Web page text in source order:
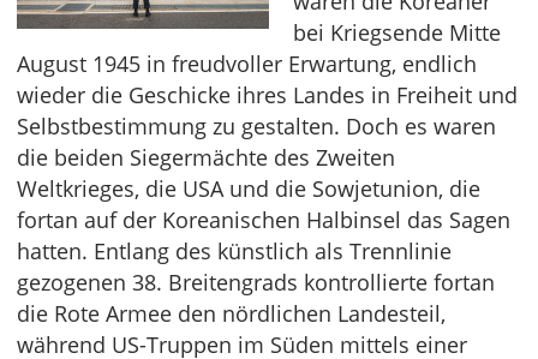
bei Kriegsende Mitte
August 1945 in freudvoller Erwartung, endlich
wieder die Geschicke ihres Landes in Freiheit und
Selbstbestimmung zu gestalten. Doch es waren
die beiden Siegermächte des Zweiten
Weltkrieges, die USA und die Sowjetunion, die
fortan auf der Koreanischen Halbinsel das Sagen
hatten. Entlang des künstlich als Trennlinie
gezogenen 38. Breitengrads kontrollierte fortan
die Rote Armee den nördlichen Landesteil,
während US-Truppen im Süden mittels einer